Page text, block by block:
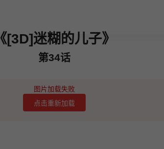
《[3D]迷糊的儿子》
第34话
图片加载失败
点击重新加载